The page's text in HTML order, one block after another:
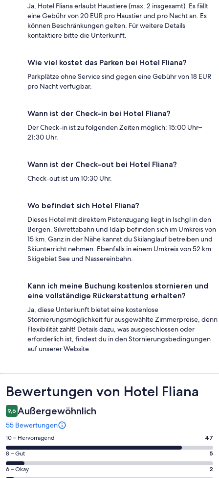
Ja, Hotel Fliana erlaubt Haustiere (max. 2 insgesamt). Es fällt
eine Gebühr von 20 EUR pro Haustier und pro Nacht an. Es
können Beschränkungen gelten. Für weitere Details
kontaktiere bitte die Unterkunft.
Wie viel kostet das Parken bei Hotel Fliana?
Parkplätze ohne Service sind gegen eine Gebühr von 18 EUR
pro Nacht verfügbar.
Wann ist der Check-in bei Hotel Fliana?
Der Check-in ist zu folgenden Zeiten möglich: 15:00 Uhr–
21:30 Uhr.
Wann ist der Check-out bei Hotel Fliana?
Check-out ist um 10:30 Uhr.
Wo befindet sich Hotel Fliana?
Dieses Hotel mit direktem Pistenzugang liegt in Ischgl in den
Bergen. Silvrettabahn und Idalp befinden sich im Umkreis von
15 km. Ganz in der Nähe kannst du Skilanglauf betreiben und
Skiunterricht nehmen. Ebenfalls in einem Umkreis von 52 km:
Skigebiet See und Nassereinbahn.
Kann ich meine Buchung kostenlos stornieren und
eine vollständige Rückerstattung erhalten?
Ja, diese Unterkunft bietet eine kostenlose
Stornierungsmöglichkeit für ausgewählte Zimmerpreise, denn
Flexibilität zählt! Details dazu, was ausgeschlossen oder
erforderlich ist, findest du in den Stornierungsbedingungen
auf unserer Website.
Bewertungen
Bewertungen von Hotel Fliana
9,6 Außergewöhnlich
55 Bewertungen
47
von
insgesamt
55
10 – Hervorragend 47
5
von
insgesamt
8 – Gut 5
2
6 – Okay 2